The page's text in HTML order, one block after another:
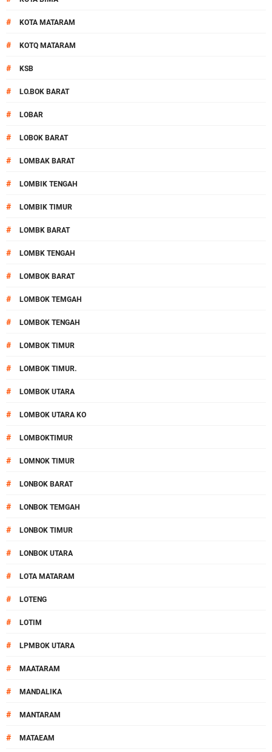
# KOTA MATARAM
# KOTQ MATARAM
# KSB
# LO.BOK BARAT
# LOBAR
# LOBOK BARAT
# LOMBAK BARAT
# LOMBIK TENGAH
# LOMBIK TIMUR
# LOMBK BARAT
# LOMBK TENGAH
# LOMBOK BARAT
# LOMBOK TEMGAH
# LOMBOK TENGAH
# LOMBOK TIMUR
# LOMBOK TIMUR.
# LOMBOK UTARA
# LOMBOK UTARA KO
# LOMBOKTIMUR
# LOMNOK TIMUR
# LONBOK BARAT
# LONBOK TEMGAH
# LONBOK TIMUR
# LONBOK UTARA
# LOTA MATARAM
# LOTENG
# LOTIM
# LPMBOK UTARA
# MAATARAM
# MANDALIKA
# MANTARAM
# MATAEAM